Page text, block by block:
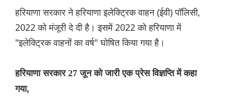
हरियाणा सरकार ने हरियाणा इलेक्ट्रिक वाहन (ईवी) पॉलिसी,
2022 को मंजूरी दे दी है। इसमें 2022 को हरियाणा में
"इलेक्ट्रिक वाहनों का वर्ष" घोषित किया गया है।
हरियाणा सरकार 27 जून को जारी एक प्रेस विज्ञप्ति में कहा
गया,